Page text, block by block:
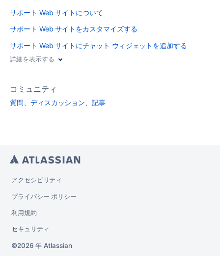
サポート Web サイトについて
サポート Web サイトをカスタマイズする
サポート Web サイトにチャット ウィジェットを追加する
詳細を表示する
コミュニティ
質問、ディスカッション、記事
アクセシビリティ
プライバシー ポリシー
利用規約
セキュリティ
2026 年 Atlassian